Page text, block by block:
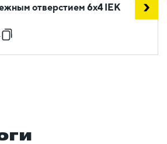
отверстием 6х4 IEK